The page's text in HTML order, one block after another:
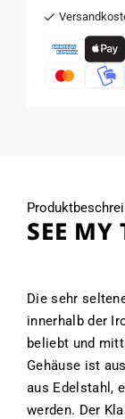
SEE MY
Die sehr
innerhalb der
beliebt und
Gehäuse ist
aus Edelstahl,
werden. Der